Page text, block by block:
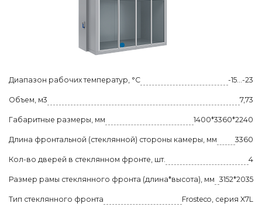
Диапазон рабочих температур, °C -15...-23
Объем, м3 7,73
Габаритные размеры, мм 1400*3360*2240
Длина фронтальной (стеклянной) стороны камеры, мм 3360
Кол-во дверей в стеклянном фронте, шт. 4
Размер рамы стеклянного фронта (длина*высота), мм 3152*2035
Тип стеклянного фронта Frosteco, серия X7L